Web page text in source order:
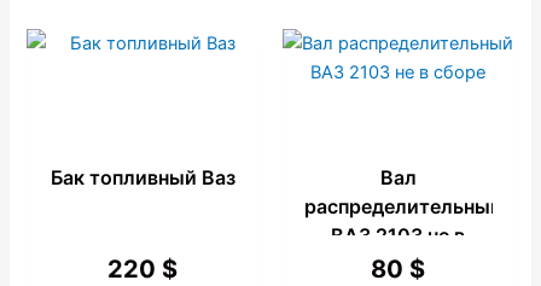
Бак топливный Ваз
220 $
Вал
распределительный
ВАЗ 2103 не в
сборе
80 $